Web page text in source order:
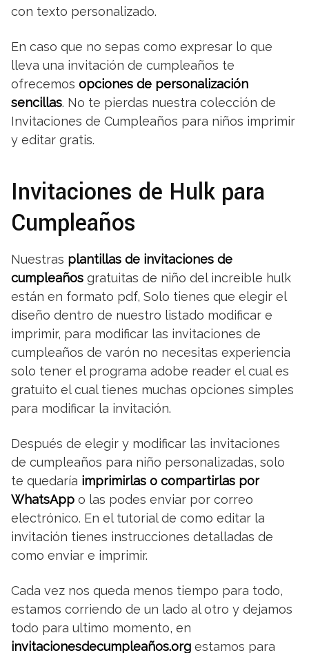
con texto personalizado.
En caso que no sepas como expresar lo que
lleva una invitación de cumpleaños te
ofrecemos opciones de personalización
sencillas. No te pierdas nuestra colección de
Invitaciones de Cumpleaños para niños imprimir
y editar gratis.
Invitaciones de Hulk para
Cumpleaños
Nuestras plantillas de invitaciones de
cumpleaños gratuitas de niño del increible hulk
están en formato pdf, Solo tienes que elegir el
diseño dentro de nuestro listado modificar e
imprimir, para modificar las invitaciones de
cumpleaños de varón no necesitas experiencia
solo tener el programa adobe reader el cual es
gratuito el cual tienes muchas opciones simples
para modificar la invitación.
Después de elegir y modificar las invitaciones
de cumpleaños para niño personalizadas, solo
te quedaría imprimirlas o compartirlas por
WhatsApp o las podes enviar por correo
electrónico. En el tutorial de como editar la
invitación tienes instrucciones detalladas de
como enviar e imprimir.
Cada vez nos queda menos tiempo para todo,
estamos corriendo de un lado al otro y dejamos
todo para ultimo momento, en
invitacionesdecumpleaños.org estamos para